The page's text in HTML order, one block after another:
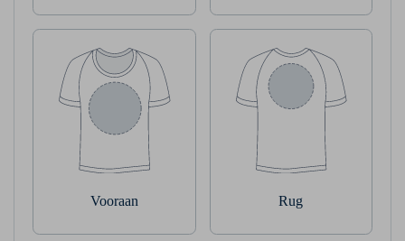
Vooraan Rug